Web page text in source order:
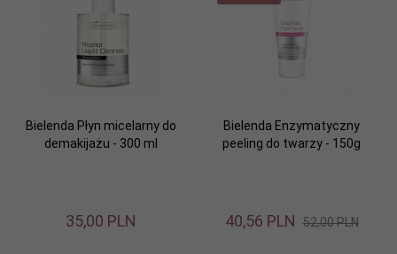
Bielenda Płyn micelarny do
demakijażu - 300 ml
35,00 PLN
Bielenda Enzymatyczny
peeling do twarzy - 150g
40,56 PLN 52,00 PLN